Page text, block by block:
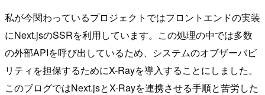
私が今関わっているプロジェクトではフロントエンドの実装
にNext.jsのSSRを利用しています。この処理の中では多数
の外部APIを呼び出しているため、システムのオブザーバビ
リティを担保するためにX-Rayを導入することにしました。
このブログではNext.jsとX-Rayを連携させる手順と苦労した